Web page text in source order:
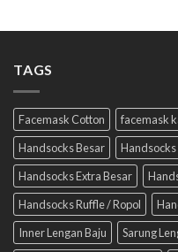
TAGS
Facemask Cotton facemask
Handsocks Besar
Handsocks Extra Besar
Handsocks Ruffle / Ropol
Inner Lengan Baju
Sarung